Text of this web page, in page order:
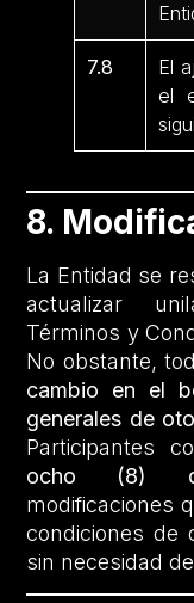
7.8
El
el
8.
La Entidad se
actualizar
Términos y
No obstante,
cambio en el
generales de
Participantes
ocho (8)
modificaciones
condiciones de
sin necesidad